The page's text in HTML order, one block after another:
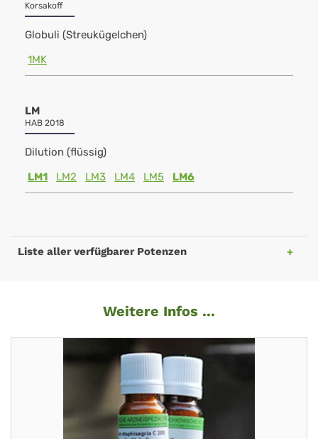
Korsakoff
Globuli (Streukügelchen)
1MK
LM
HAB 2018
Dilution (flüssig)
LM1
LM2 LM3 LM4 LM5 LM6
Liste aller verfügbarer Potenzen
Weitere Infos ...